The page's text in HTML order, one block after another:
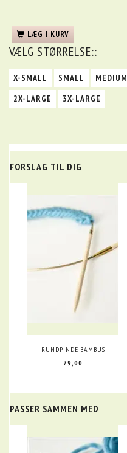
LÆG I KURV
VÆLG STØRRELSE::
X-SMALL SMALL MEDIUM
2X-LARGE
3X-LARGE
FORSLAG TIL DIG
RUNDPINDE BAMBUS
79,00
PASSER SAMMEN MED